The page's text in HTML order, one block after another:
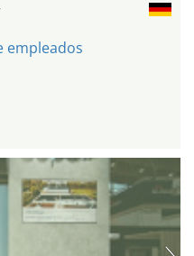
empleados